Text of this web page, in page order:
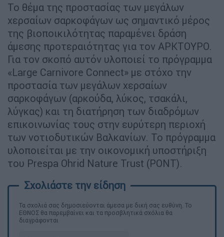
Το θέμα της προστασίας των μεγάλων
χερσαίων σαρκοφάγων ως σημαντικό μέρος
της βιοποικιλότητας παραμένει δράση
άμεσης προτεραιότητας για τον ΑΡΚΤΟΥΡΟ.
Για τον σκοπό αυτόν υλοποιεί το πρόγραμμα
«Large Carnivore Connect» με στόχο την
προστασία των μεγάλων χερσαίων
σαρκοφάγων (αρκούδα, λύκος, τσακάλι,
λύγκας) και τη διατήρηση των διαδρόμων
επικοινωνίας τους στην ευρύτερη περιοχή
των νοτιοδυτικών Βαλκανίων. Το πρόγραμμα
υλοποιείται με την οικονομική υποστήριξη
του Prespa Ohrid Nature Trust (PONT).
Τα σχολιά σας δημοσιεύονται άμεσα με δική σας ευθύνη. Το
ΕΘΝΟΣ θα παρεμβαίνει και τα προσβλητικά σχόλια θα
διαγράφονται